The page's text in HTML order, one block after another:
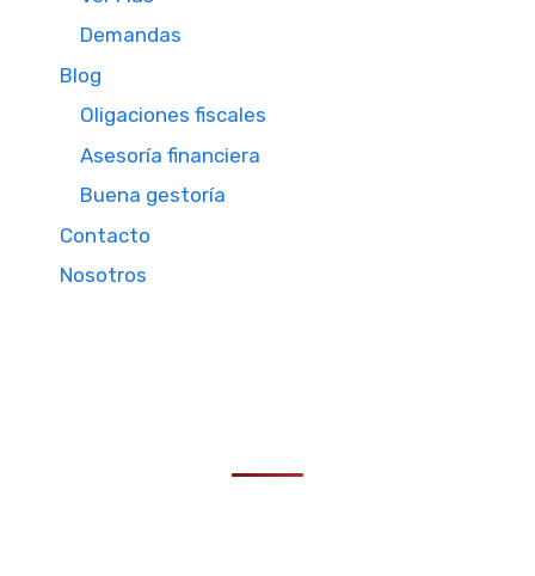
Demandas
Blog
Oligaciones fiscales
Asesoría financiera
Buena gestoría
Contacto
Nosotros